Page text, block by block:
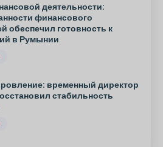
деятельности:
финансового
обеспечил готовность к
в Румынии
временный директор
стабильность